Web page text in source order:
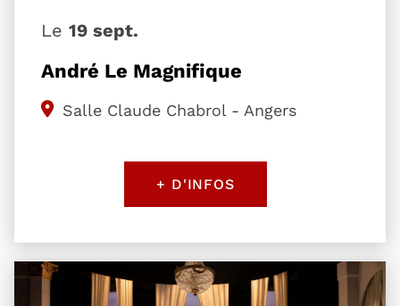
André Le Magnifique
Le 19 sept.
Salle Claude Chabrol - Angers
+ D'INFOS
Plus d'information sur l'évènement Le